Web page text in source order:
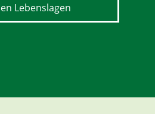
Lebenslagen